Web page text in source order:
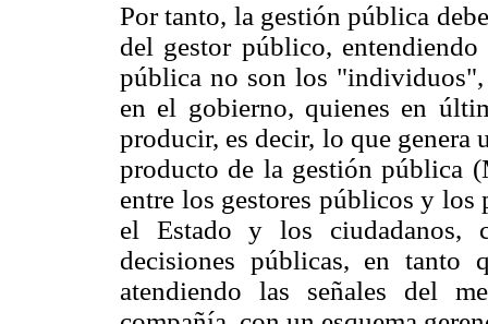
Por tanto, la gestión pública
del gestor público,
pública no son los "individuos",
en el gobierno, quienes en
producir, es decir, lo que
producto de la gestión pública
entre los gestores públicos y los
el Estado y los ciudadanos,
decisiones públicas, en tanto
atendiendo las señales del